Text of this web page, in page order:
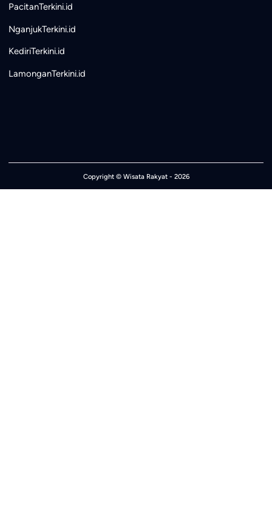
PacitanTerkini.id
NganjukTerkini.id
KediriTerkini.id
LamonganTerkini.id
Copyright © Wisata Rakyat- 2026